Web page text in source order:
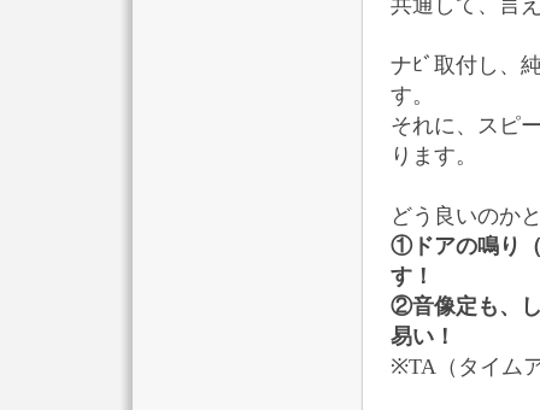
共通して、言
ナﾋﾞ取付し、
す。
それに、スピ
ります。
どう良いのか
①ドアの鳴り
す！
②音像定も、
易い！
※TA（タイム